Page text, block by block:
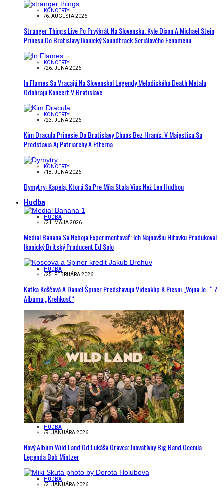
KONCERTY
/6. AUGUSTA 2026
Stranger Things Live Po Prvýkrát Na Slovensku. Kyle Dixon A Michael Stein
Prinesú Do Bratislavy Ikonický Soundtrack Seriálového Fenoménu
KONCERTY
/26. JÚNA 2026
In Flames Sa Vracajú Na Slovensko! Legendy Melodického Death Metalu
Odohrajú Koncert V Bratislave
KONCERTY
/23. JÚNA 2026
Kim Dracula Prinesie Do Bratislavy Chaos Bez Hraníc. V Majesticu Sa
Predstavia Aj Patriarchy A Etterna
KONCERTY
/18. JÚNA 2026
Dymytry: Kapela, Ktorá Sa Pre Mňa Stala Viac Než Len Hudbou
Hudba
HUDBA
/21. MÁJA 2026
Medial Banana Sa Neboja Experimentovať: Ich Najnovšiu Hitovku Produkoval
Ikonický Britský Producent Ed Solo
HUDBA
/25. FEBRUÁRA 2026
Katka Koščová A Daniel Špiner Predstavujú Videoklip K Piesni „Vojna Je…“ Z
Albumu „Krehkosť“
HUDBA
/9. JANUÁRA 2026
Nový Album Wild Land Od Lukáša Oravca: Inovatívny Big Band Ocenila
Legenda Bob Mintzer
HUDBA
/2. JANUÁRA 2026